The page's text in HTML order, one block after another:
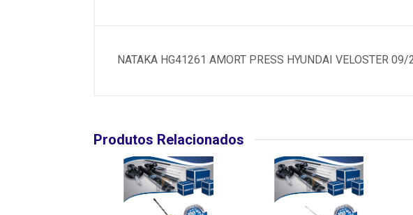
NATAKA HG41261 AMORT PRESS HYUNDAI VELOSTER
Produtos Relacionados